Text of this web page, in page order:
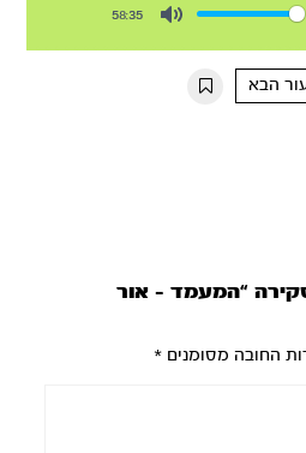
58:35
הבא
“המעמד – אור
החובה מסומנים*